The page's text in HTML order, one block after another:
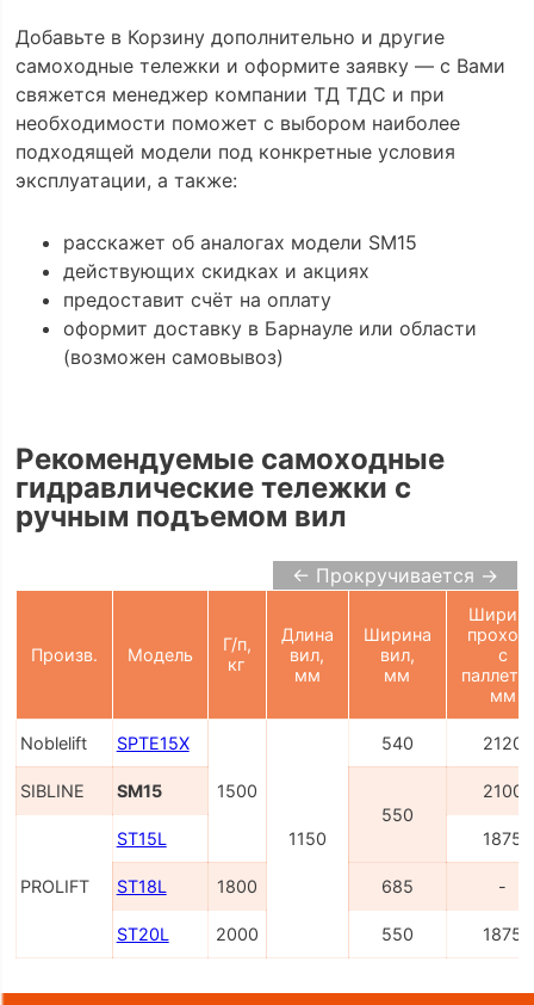
Добавьте в Корзину дополнительно и другие
самоходные тележки и оформите заявку — с Вами
свяжется менеджер компании ТД ТДС и при
необходимости поможет с выбором наиболее
подходящей модели под конкретные условия
эксплуатации, а также:
расскажет об аналогах модели SM15
действующих скидках и акциях
предоставит счёт на оплату
оформит доставку в Барнауле или области
(возможен самовывоз)
Рекомендуемые самоходные
гидравлические тележки с
ручным подъемом вил
← Прокручивается →
Произв. Модель
Г/п,
кг
Длина
вил,
мм
Ширина
вил,
мм
с
мм
Noblelift SPTE15X
1500
1150
540 2120
SIBLINE
SM15
550
2100
PROLIFT
ST15L 1875
ST18L 1800 685 -
ST20L 2000 550 1875